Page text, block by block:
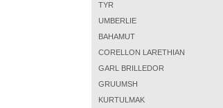
TYR
UMBERLIE
BAHAMUT
CORELLON LARETHIAN
GARL BRILLEDOR
GRUUMSH
KURTULMAK